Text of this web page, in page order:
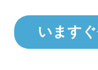
います